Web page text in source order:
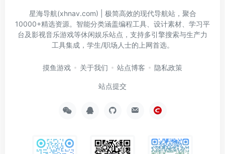
星海导航(xhnav.com) | 极简高效的现代导航站，聚合
10000+精选资源。智能分类涵盖编程工具、设计素材、学习平
台及影视音乐游戏等休闲娱乐站点，支持多引擎搜索与生产力
工具集成，学生/职场人士的上网首选。
摸鱼游戏 关于我们 站点博客 隐私政策
站点提交